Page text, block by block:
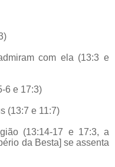
com ela (13:3 e
6 e 17:3)
(13:7 e 11:7)
(13:14-17 e 17:3, a
da Besta] se assenta